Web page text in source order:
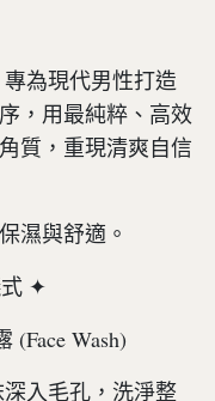
為現代男性打造
，用最純粹、高效
質，重現清爽自信
濕與舒適。
✦
(Face Wash)
入毛孔，洗淨整